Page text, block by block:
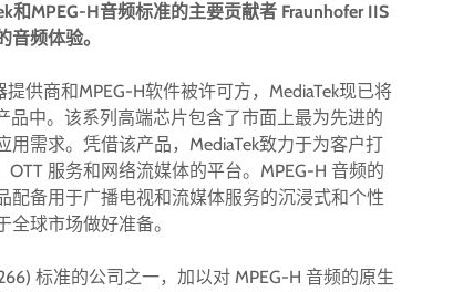
和MPEG-H音频标准的主要贡献者 Fraunhofer IIS
频体验。
供商和MPEG-H软件被许可方，MediaTek现已将
品中。该系列高端芯片包含了市面上最为先进的
需求。凭借该产品，MediaTek致力于为客户打
服务和网络流媒体的平台。MPEG-H 音频的
配备用于广播电视和流媒体服务的沉浸式和个性
全球市场做好准备。
标准的公司之一，加以对 MPEG-H 音频的原生